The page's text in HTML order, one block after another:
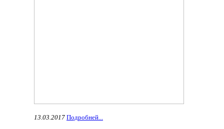
13.03.2017 Подробней...